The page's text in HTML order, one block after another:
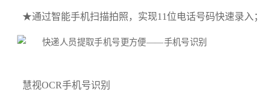
★通过智能手机扫描拍照，实现11位电话号码快速录入；
慧视OCR手机号识别